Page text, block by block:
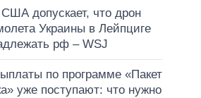
США допускает, что дрон
Украины в Лейпциге
рф – WSJ
по программе «Пакет
уже поступают: что нужно